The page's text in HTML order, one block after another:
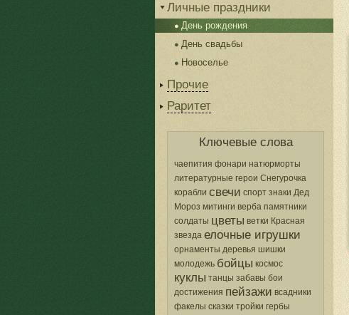
Личные праздники
День рождения
День свадьбы
Новоселье
Прочие
Раритет
Ключевые слова
чаепития фонари натюрморты
литературные герои Снегурочка
корабли свечи спорт знаки Дед
Мороз митинги верба памятники
солдаты цветы ветки Красная
звезда елочные игрушки
орнаменты деревья шишки
молодежь бойцы космос
куклы танцы забавы бои
достижения пейзажи всадники
факелы сказки тройки гербы